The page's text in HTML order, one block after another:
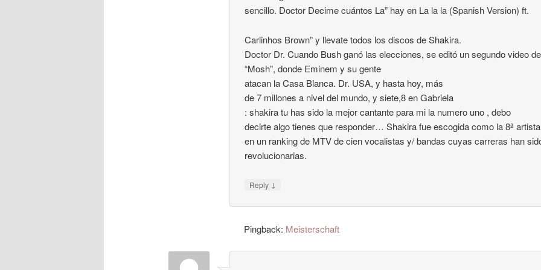
sencillo. Doctor Decime cuántos La” hay en La la la (Spanish Version) ft.
Carlinhos Brown” y llevate todos los discos de Shakira.
Doctor Dr. Cuando Bush ganó las elecciones, se editó un segundo video de
“Mosh”, donde Eminem y su gente
atacan la Casa Blanca. Dr. USA, y hasta hoy, más
de 7 millones a nivel del mundo, y siete,8 en Gabriela
: shakira tu has sido la mejor cantante para mi la numero uno , debo
decirte algo tienes que responder… Shakira fue escogida como la 8ª artista
en un ranking de MTV de cien vocalistas y/ bandas cuyas carreras han
revolucionarias.
Reply ↓
Pingback: Meisterschaft